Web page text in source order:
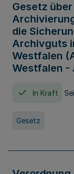
Gesetz
die
Archivguts
Westfalen
Westfalen -
In Kraft
Gesetz